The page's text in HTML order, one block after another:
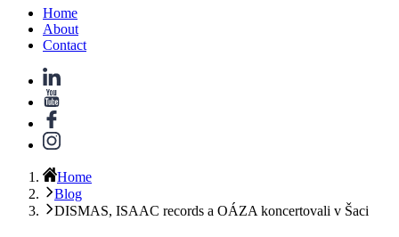
Home
About
Contact
Home
Blog
DISMAS, ISAAC records a OÁZA koncertovali v Šaci